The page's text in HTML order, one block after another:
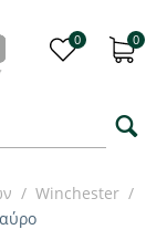
0 0
/ Winchester /